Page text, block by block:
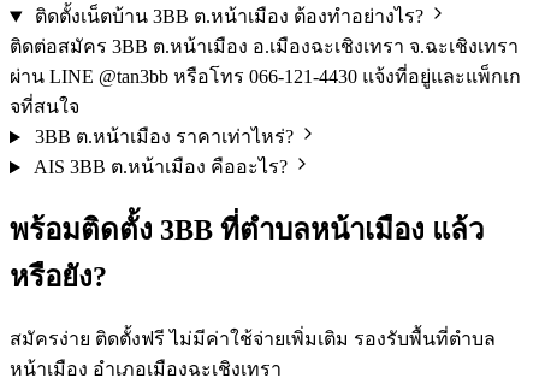
ติดตั้งเน็ตบ้าน 3BB ต.หน้าเมือง ต้องทำอย่างไร?
ติดต่อสมัคร 3BB ต.หน้าเมือง อ.เมืองฉะเชิงเทรา จ.ฉะเชิงเทรา
ผ่าน LINE @tan3bb หรือโทร 066-121-4430 แจ้งที่อยู่และแพ็กเก
จที่สนใจ
3BB ต.หน้าเมือง ราคาเท่าไหร่?
AIS 3BB ต.หน้าเมือง คืออะไร?
พร้อมติดตั้ง 3BB ที่ตำบลหน้าเมือง แล้ว
หรือยัง?
สมัครง่าย ติดตั้งฟรี ไม่มีค่าใช้จ่ายเพิ่มเติม รองรับพื้นที่ตำบล
หน้าเมือง อำเภอเมืองฉะเชิงเทรา